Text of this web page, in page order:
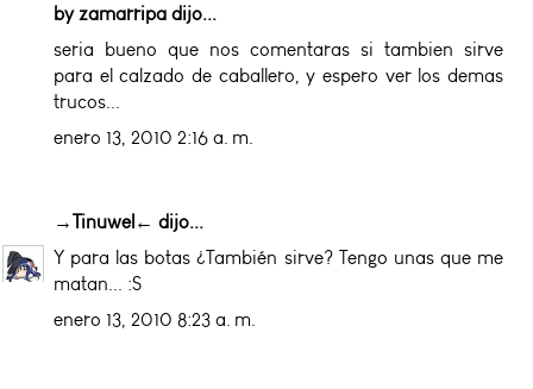
by zamarripa dijo...
seria bueno que nos comentaras si tambien sirve
para el calzado de caballero, y espero ver los demas
trucos...
enero 13, 2010 2:16 a. m.
→Tinuwel← dijo...
Y para las botas ¿También sirve? Tengo unas que me
matan... :S
enero 13, 2010 8:23 a. m.